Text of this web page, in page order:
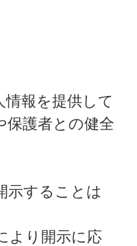
報を提供して
保護者との健全
示することは
より開示に応